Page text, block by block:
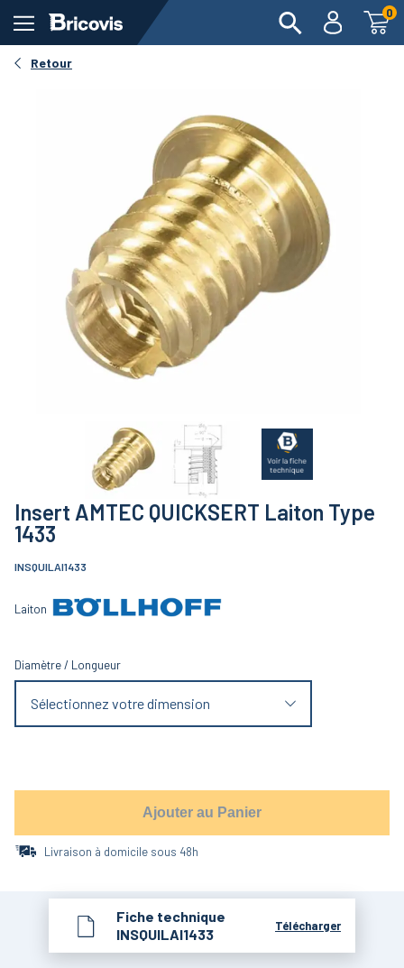
0
Retour
Insert AMTEC QUICKSERT Laiton Type
1433
INSQUILAI1433
Laiton
Diamètre/ Longueur
Sélectionnez votre dimension
Ajouter au Panier
Livraison à domicile sous 48h
Fiche technique
INSQUILAI1433
Télécharger